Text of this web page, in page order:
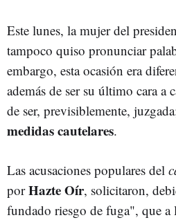
Este lunes, la mujer del
tampoco quiso pronunciar
embargo, esta ocasión era
además de ser su último cara a
de ser, previsiblemente,
medidas cautelares.
Las acusaciones populares del
porHazte Oír, solicitaron,
fundado riesgo de fuga", que a